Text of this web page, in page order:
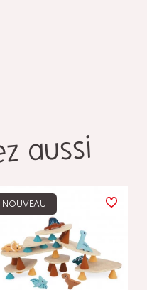
aussi
NOUVEAU